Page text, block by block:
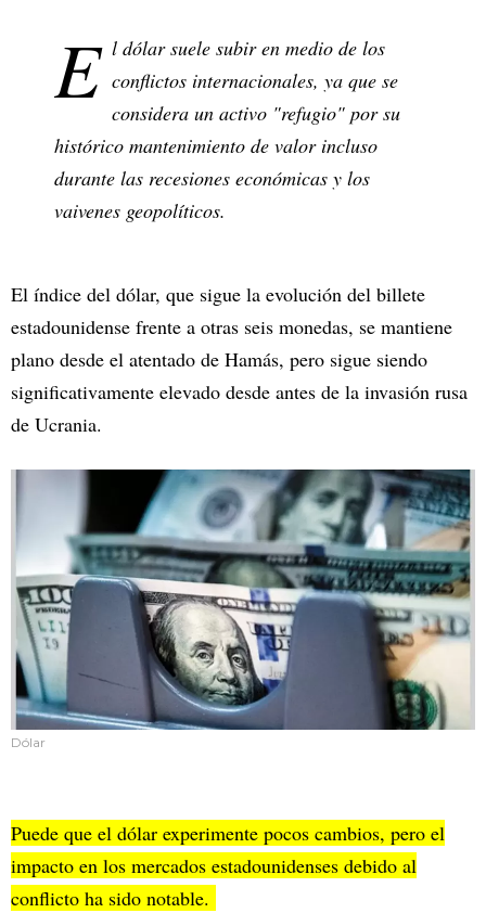
E l dólar suele subir en medio de los
conflictos internacionales, ya que se
considera un activo "refugio" por su
histórico mantenimiento de valor incluso
durante las recesiones económicas y los
vaivenes geopolíticos.
El índice del dólar, que sigue la evolución del billete
estadounidense frente a otras seis monedas, se mantiene
plano desde el atentado de Hamás, pero sigue siendo
significativamente elevado desde antes de la invasión rusa
de Ucrania.
Dólar
Puede que el dólar experimente pocos cambios, pero el
impacto en los mercados estadounidenses debido al
conflicto ha sido notable.